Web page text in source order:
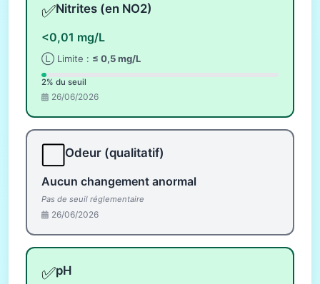
✅Nitrites (en NO2)
<0,01 mg/L
Ⓛ Limite : ≤ 0,5 mg/L
2% du seuil
26/06/2026
Odeur (qualitatif)
Aucun changement anormal
Pas de seuil réglementaire
26/06/2026
✅pH